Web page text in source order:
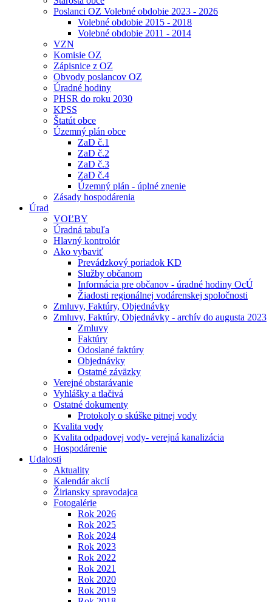
Poslanci OZ Volebné obdobie 2023 - 2026
Volebné obdobie 2015 - 2018
Volebné obdobie 2011 - 2014
VZN
Komisie OZ
Zápisnice z OZ
Obvody poslancov OZ
Úradné hodiny
PHSR do roku 2030
KPSS
Štatút obce
Územný plán obce
ZaD č.1
ZaD č.2
ZaD č.3
ZaD č.4
Územný plán - úplné znenie
Zásady hospodárenia
Úrad
VOĽBY
Úradná tabuľa
Hlavný kontrolór
Ako vybaviť
Prevádzkový poriadok KD
Služby občanom
Informácia pre občanov - úradné hodiny OcÚ
Žiadosti regionálnej vodárenskej spoločnosti
Zmluvy, Faktúry, Objednávky
Zmluvy, Faktúry, Objednávky - archív do augusta 2023
Zmluvy
Faktúry
Odoslané faktúry
Objednávky
Ostatné záväzky
Verejné obstarávanie
Vyhlášky a tlačivá
Ostatné dokumenty
Protokoly o skúške pitnej vody
Kvalita vody
Kvalita odpadovej vody- verejná kanalizácia
Hospodárenie
Udalosti
Aktuality
Kalendár akcií
Žiriansky spravodajca
Fotogalérie
Rok 2026
Rok 2025
Rok 2024
Rok 2023
Rok 2022
Rok 2021
Rok 2020
Rok 2019